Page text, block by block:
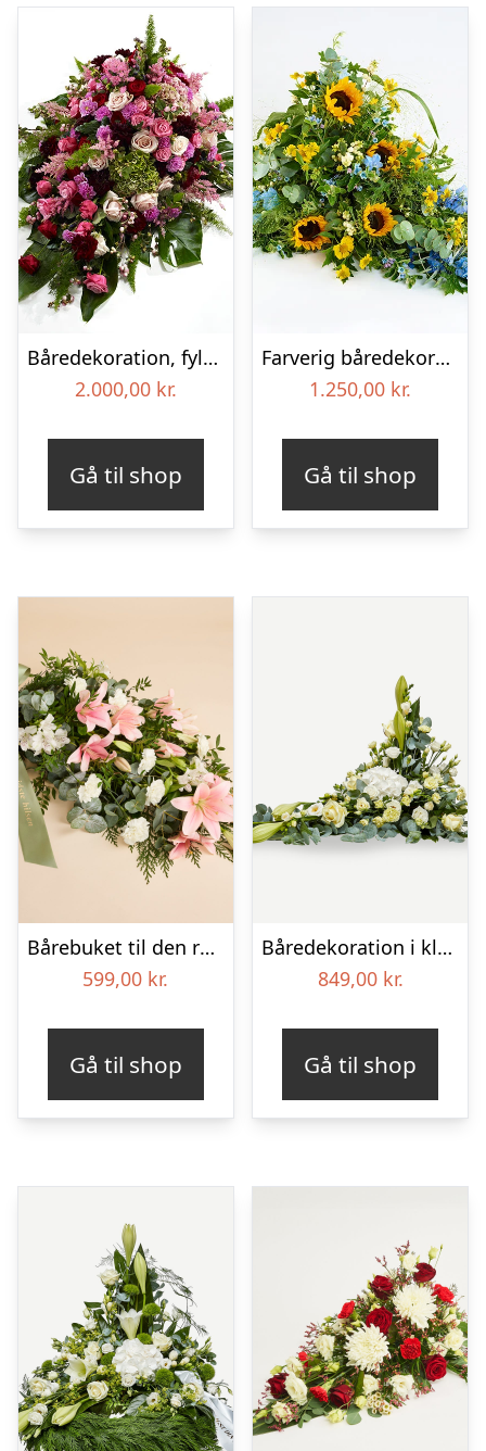
Båredekoration, fyldig – Blomster til begravelse
2.000,00 kr.
Gå til shop
Farverig båredekoration i gul og blå – Blomster til begravelse
1.250,00 kr.
Gå til shop
Bårebuket til den rolige afsked med bånd
599,00 kr.
Gå til shop
Båredekoration i klassisk stil – creme
849,00 kr.
Gå til shop